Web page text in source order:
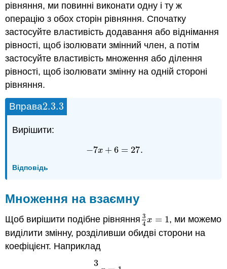
рівняння, ми повинні виконати одну і ту ж
операцію з обох сторін рівняння. Спочатку
застосуйте властивість додавання або віднімання
рівності, щоб ізолювати змінний член, а потім
застосуйте властивість множення або ділення
рівності, щоб ізолювати змінну на одній стороні
рівняння.
Вправа2.3.3
2.3.3
Вирішити:
−7x + 6 = 27
−7x+6 =27 .
Відповідь
Множення на взаємну
Щоб вирішити подібне рівняння 3
4 x = 1
34x =1 , ми можемо
виділити змінну, розділивши обидві сторони на
коефіцієнт. Наприклад
3